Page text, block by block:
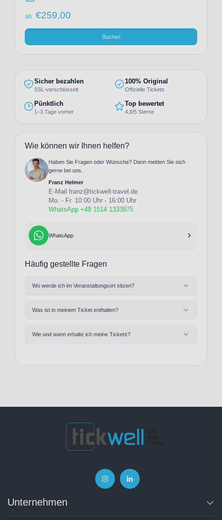
ab €259,00
Buchen
Sicher bezahlen
SSL-verschlüsselt
100% Original
Offizielle Tickets
Pünktlich
1–3 Tage vorher
Top bewertet
4,8/5 Sterne
Wie können wir Ihnen helfen?
Haben Sie Fragen oder Wünsche? Dann melden Sie sich
gerne bei uns.
Franz Helmer
E-Mail franz@tickwell-travel.de
Mo. - Fr. 10:00 Uhr - 16:00 Uhr
WhatsApp +49 1514 1333875
WhatsApp
Häufig gestellte Fragen
Wo werde ich im Veranstaltungsort sitzen?
Was ist in meinem Ticket enthalten?
Wie und wann erhalte ich meine Tickets?
Unternehmen